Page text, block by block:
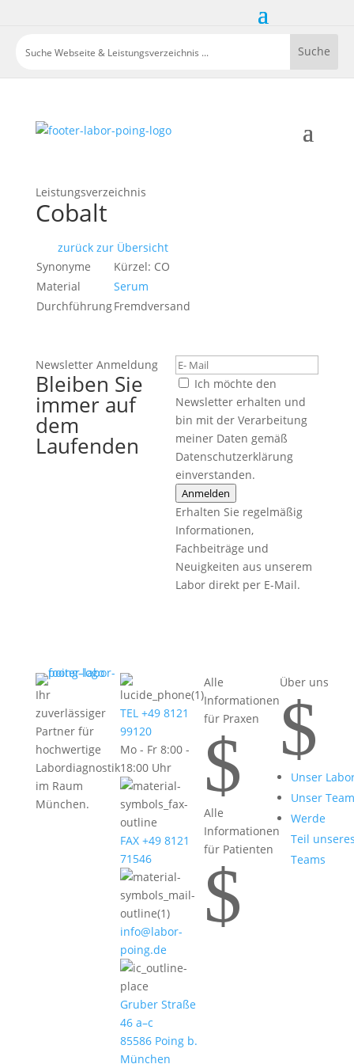
Leistungsverzeichnis
Cobalt
zurück zur Übersicht
Synonyme
Kürzel: CO
Material
Serum
DurchführungFremdversand
Newsletter Anmeldung
Bleiben Sie
immer auf
dem
Laufenden
Ich möchte den
Newsletter erhalten und
bin mit der Verarbeitung
meiner Daten gemäß
Datenschutzerklärung
einverstanden.
Anmelden
Erhalten Sie regelmäßig
Informationen,
Fachbeiträge und
Neuigkeiten aus unserem
Labor direkt per E-Mail.
Ihr
zuverlässiger
Partner für
hochwertige
Labordiagnostik
im Raum
München.
TEL +49 8121
99120
Mo - Fr 8:00 -
18:00 Uhr
FAX +49 8121
71546
info@labor-
poing.de
Gruber Straße
46 a–c
85586 Poing b.
München
Alle
Informationen
für Praxen
$
Alle
Informationen
für Patienten
$
Über uns
$
Unser
Unser Team
Werde
Teil
Teams